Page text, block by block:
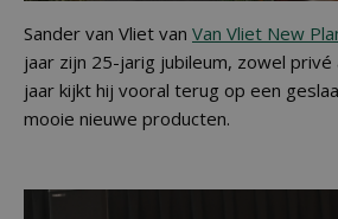
Sander van Vliet van Van Vliet New
jaar zijn 25-jarig jubileum, zowel
jaar kijkt hij vooral terug op een
mooie nieuwe producten.